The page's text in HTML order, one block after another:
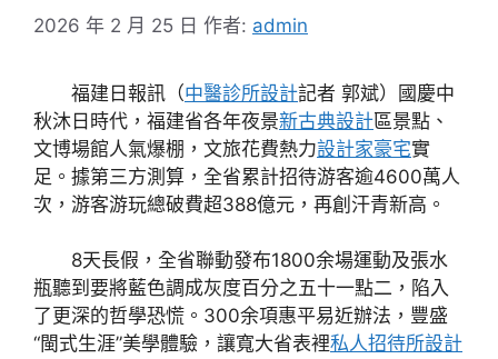
2026 年 2 月 25 日 作者: admin
福建日報訊（中醫診所設計記者 郭斌）國慶中
秋沐日時代，福建省各年夜景新古典設計區景點、
文博場館人氣爆棚，文旅花費熱力設計家豪宅實
足。據第三方測算，全省累計招待游客逾4600萬人
次，游客游玩總破費超388億元，再創汗青新高。
8天長假，全省聯動發布1800余場運動及張水
瓶聽到要將藍色調成灰度百分之五十一點二，陷入
了更深的哲學恐慌。300余項惠平易近辦法，豐盛
“閩式生涯”美學體驗，讓寬大省表裡私人招待所設計